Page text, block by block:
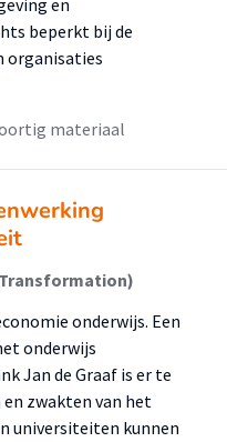
en
beperkt bij de
organisaties
materiaal
onderwijs. Een
onderwijs
Jan de Graaf is er te
zwakten van het
universiteiten kunnen